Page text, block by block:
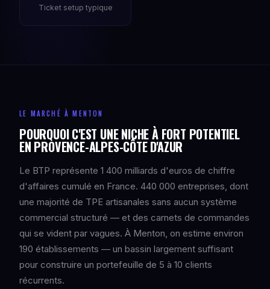
Ticket setup typique
LE MARCHÉ À MENTON
POURQUOI C'EST UNE NICHE À FORT POTENTIEL
EN PROVENCE-ALPES-CÔTE D'AZUR
Le BTP représente 1 400 milliards d'euros de chiffre
d'affaires cumulé en France. 440 000 entreprises, dont
une majorité de TPE artisanales sans aucun système
commercial structuré — et des carnets de commandes
qui se vident par vagues. À Menton, on estime environ
190 établissements — un bassin largement suffisant
pour construire un portefeuille de 5 à 10 clients
récurrents.